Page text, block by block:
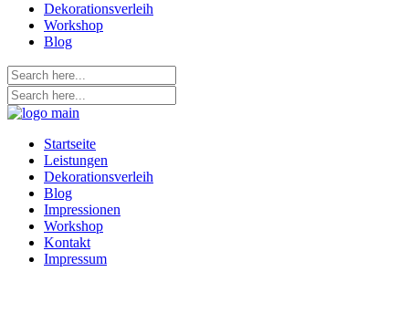
Dekorationsverleih
Workshop
Blog
Startseite
Leistungen
Dekorationsverleih
Blog
Impressionen
Workshop
Kontakt
Impressum